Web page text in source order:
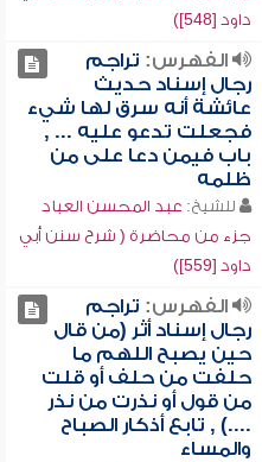
داود [548])
الفهرس: تراجم
رجال إسناد حديث
عائشة أنه سرق لها شيء
فجعلت تدعو عليه ... ,
باب فيمن دعا على من
ظلمه
للشيخ: عبد المحسن العباد
جزء من محاضرة ( شرح سنن أبي
داود [559])
الفهرس: تراجم
رجال إسناد أثر (من قال
حين يصبح اللهم ما
حلفت من حلف أو قلت
من قول أو نذرت من نذر
....) , تابع أذكار الصباح
والمساء